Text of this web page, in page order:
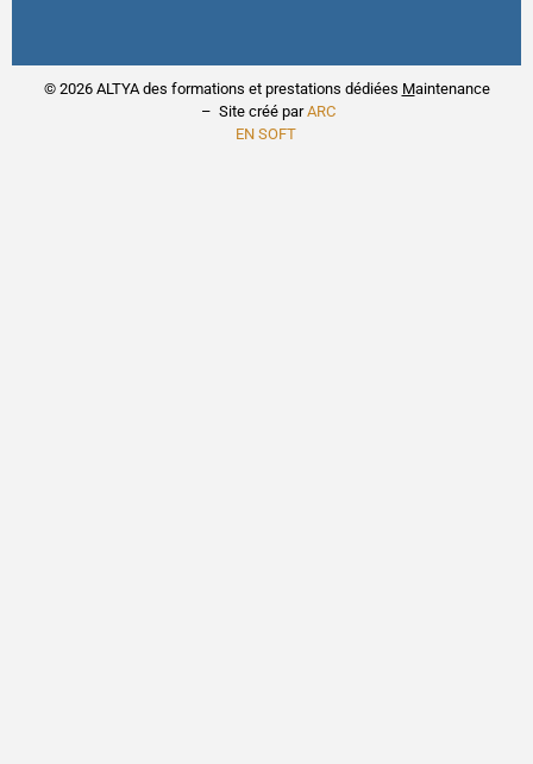
© 2026 ALTYA des formations et prestations dédiées Maintenance
– Site créé parARC
EN SOFT